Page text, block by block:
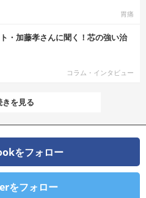
胃痛
・加藤孝さんに聞く！芯の強い治
コラム・インタビュー
きを見る
をフォロー
をフォロー